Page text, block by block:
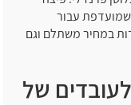
עבור
במחיר משתלם וגם
של